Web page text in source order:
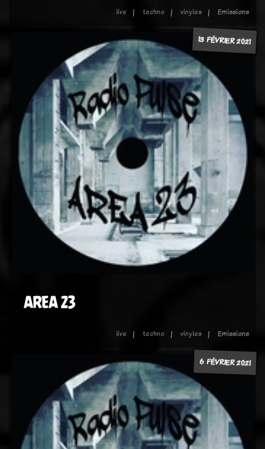
live techno vinyles Emissions
13 FÉVRIER 2021
AREA 23
live techno vinyles Emissions
6 FÉVRIER 2021